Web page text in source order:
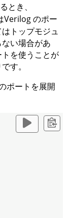
とき、
Verilog のポー
トップモジュ
い場合があ
を使うことが
す。
ポートを展開